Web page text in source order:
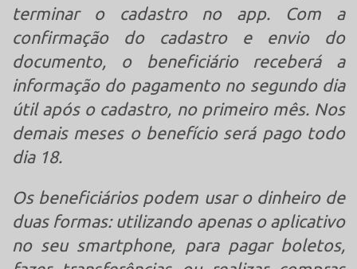
terminar o cadastro no app. Com a
confirmação do cadastro e envio do
documento, o beneficiário receberá a
informação do pagamento no segundo dia
útil após o cadastro, no primeiro mês. Nos
demais meses o benefício será pago todo
dia 18.
Os beneficiários podem usar o dinheiro de
duas formas: utilizando apenas o aplicativo
no seu smartphone, para pagar boletos,